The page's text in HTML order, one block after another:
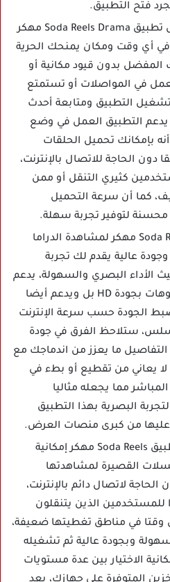
فتح التطبيق.
تنزيل تطبيق Soda Reels Drama مهكر
أي وقت ومكان يمنحك الحرية
المفضل بدون قيود مكانية أو
في المواصلات أو تستمتع
تشغيل التطبيق ومتابعة أحدث
يدعم التطبيق العمل في وضع
بإمكانك تحميل الحلقات
الحاجة للاتصال بالإنترنت،
كثيري التنقل أو ممن
كما أن سرعة التحميل
لتوفير تجربة سهلة.
تطبيق Soda Reels مهكر لمشاهدة الدراما
عالية يقدم لك تجربة
الأداء البصري والسهولة، يدعم
التطبيق تشغيل الفيديوهات بجودة HD بل ويدعم أيضا
الجودة حسب سرعة الإنترنت
ستلاحظ الفرق في جودة
ما يعزز من اندماجك مع
لا يعاني من تقطيع أو بطء في
مما يجعله مثاليا
البصرية بهذا التطبيق
من كبرى منصات العرض.
تقدر تطبيق Soda Reels مهكر إمكانية
القصيرة لمشاهدتها
لاتصال دائم بالإنترنت،
للمستخدمين الذين يتنقلون
في مناطق تغطيتها ضعيفة،
وبجودة عالية ثم تشغيله
الاختيار بين عدة مستويات
المتوفرة على جهازك، يعد